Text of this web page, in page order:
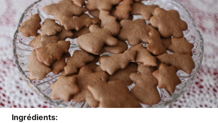
Ing­ré­di­ents: